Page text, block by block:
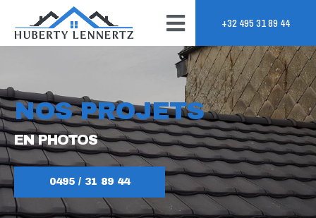
+32 495 31 89 44
NOS PROJETS
EN PHOTOS
0495 / 31 89 44